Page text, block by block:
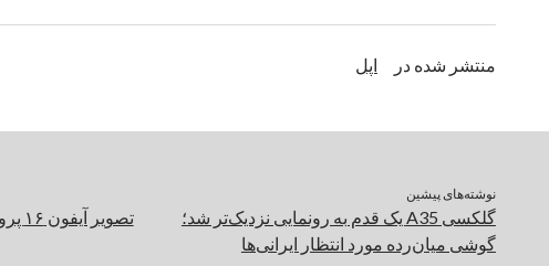
منتشر شده در اپل
نوشته‌های پیشین
گلکسی A35 یک قدم به رونمایی نزدیک‌تر شد؛
گوشی میان‌رده مورد انتظار ایرانی‌ها